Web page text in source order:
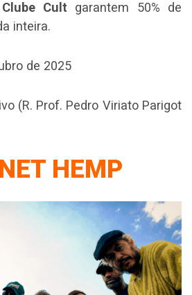
Clube Cult garantem 50% de
inteira.
de 2025
(R. Prof. Pedro Viriato Parigot
HEMP